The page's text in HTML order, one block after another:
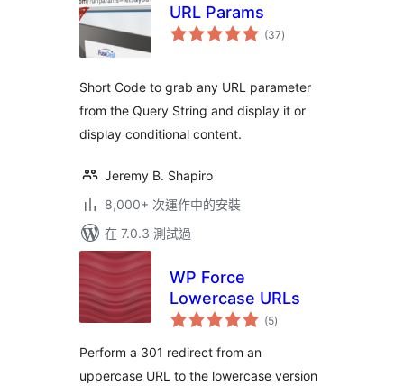
URL Params
(37總
評)
Short Code to grab any URL parameter
from the Query String and display it or
display conditional content.
Jeremy B. Shapiro
8,000+ 次運作中的安裝
在 7.0.3 測試過
WP Force
Lowercase URLs
(5總
評)
Perform a 301 redirect from an
uppercase URL to the lowercase version